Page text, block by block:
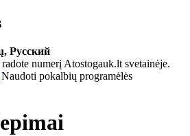
Русский
numerį Atostogauk.lt svetainėje.
Naudoti pokalbių programėlės